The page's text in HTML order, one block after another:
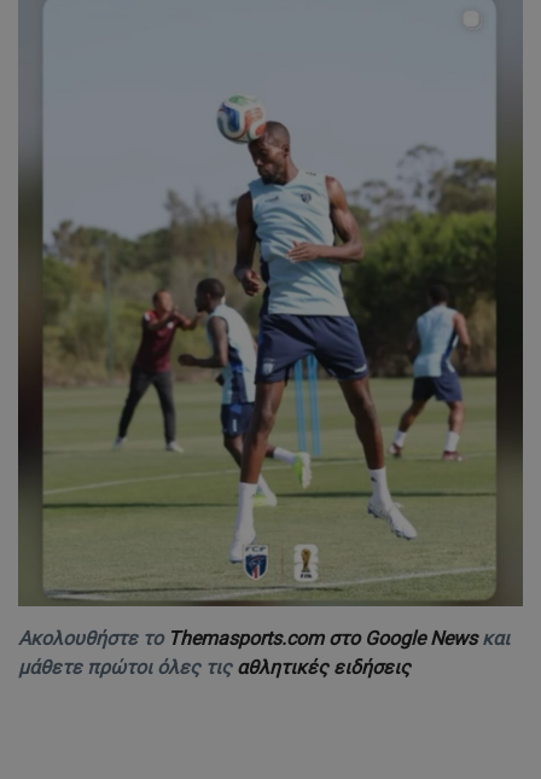
Ακολουθήστε το Themasports.com στο Google Newsκαι
μάθετε πρώτοι όλες τις αθλητικές ειδήσεις